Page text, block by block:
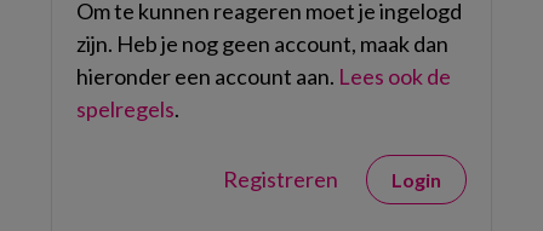
Om te kunnen reageren moet je ingelogd
zijn. Heb je nog geen account, maak dan
hieronder een account aan. Lees ook de
spelregels.
Registreren Login